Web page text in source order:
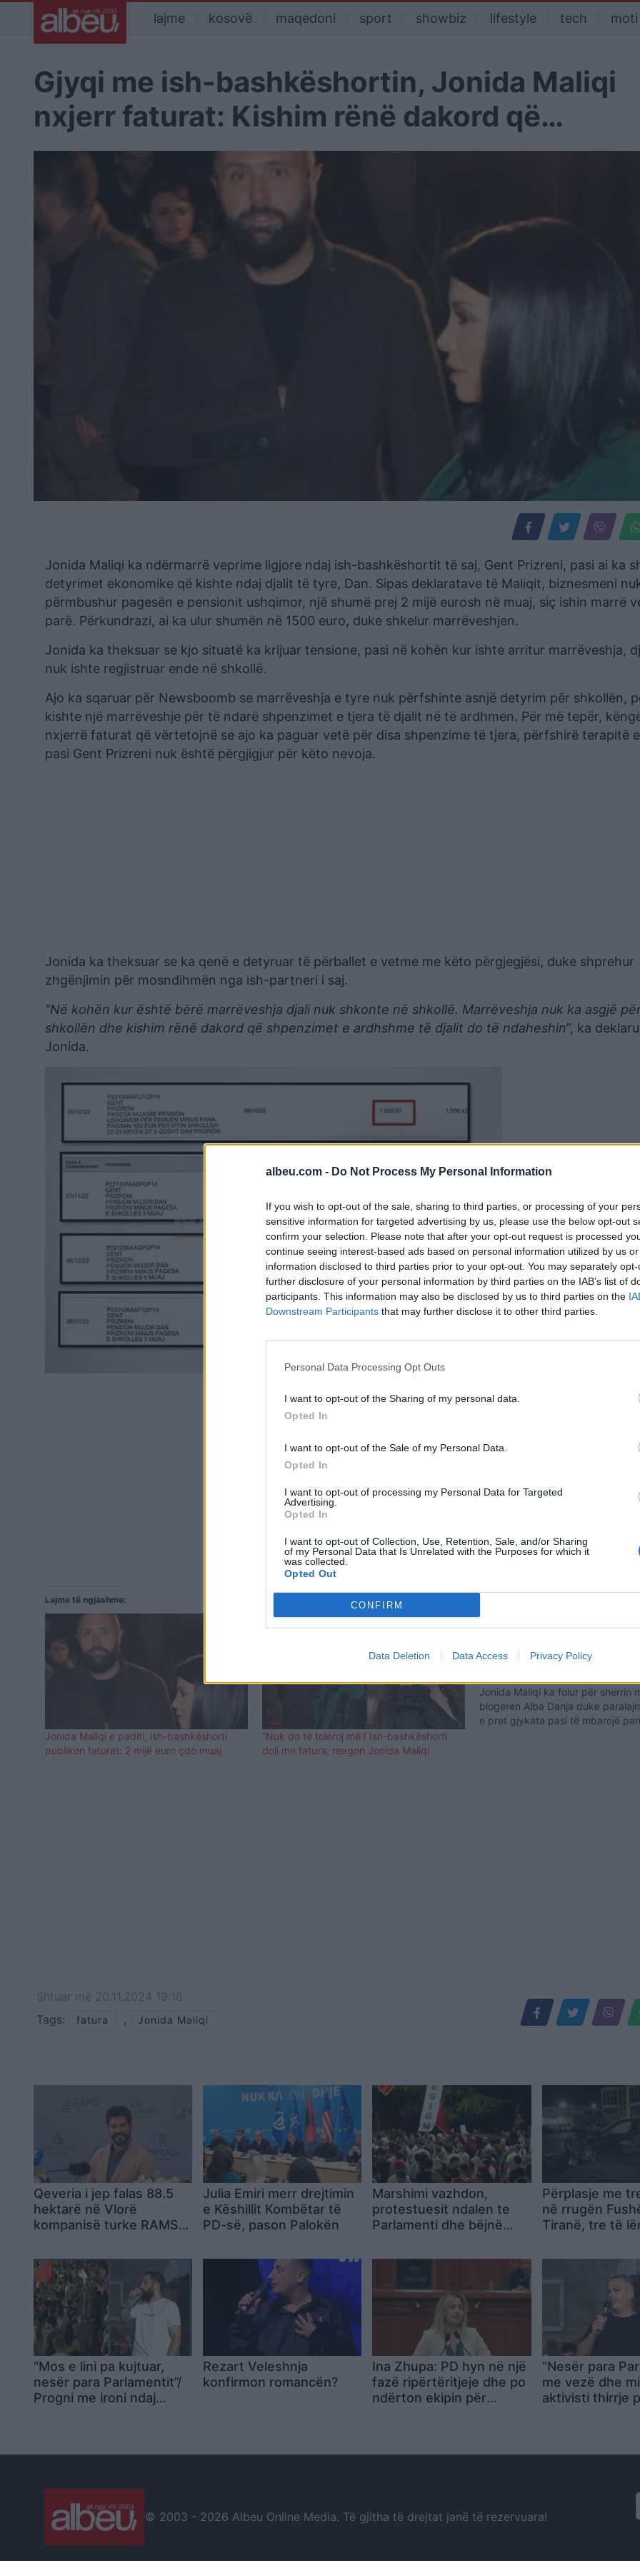
albeu.com - Do Not Process My Personal Information
If you wish to opt-out of the sale, sharing to third parties, or processing of your
sensitive information for targeted advertising by us, please use the below opt-out
confirm your selection. Please note that after your opt-out request is processed
continue seeing interest-based ads based on personal information utilized by us
information disclosed to third parties prior to your opt-out. You may separately
further disclosure of your personal information by third parties on the IAB’s list of
participants. This information may also be disclosed by us to third parties on the
Downstream Participants that may further disclose it to other third parties.
Personal Data Processing Opt Outs
I want to opt-out of the Sharing of my personal data.
Opted In
I want to opt-out of the Sale of my Personal Data.
Opted In
I want to opt-out of processing my Personal Data for Targeted
Advertising.
Opted In
I want to opt-out of Collection, Use, Retention, Sale, and/or Sharing
of my Personal Data that Is Unrelated with the Purposes for which it
was collected.
Opted Out
CONFIRM
Data Deletion Data Access Privacy Policy
lajme kosovë maqedoni sport showbiz lifestyle tech moti
Gjyqi me ish-bashkëshortin, Jonida Maliqi
nxjerr faturat: Kishim rënë dakord që…
Jonida Maliqi ka ndërmarrë veprime ligjore ndaj ish-bashkëshortit të saj, Gent Prizreni, pasi ai ka
detyrimet ekonomike që kishte ndaj djalit të tyre, Dan. Sipas deklaratave të Maliqit, biznesmeni
përmbushur pagesën e pensionit ushqimor, një shumë prej 2 mijë eurosh në muaj, siç ishin marrë
parë. Përkundrazi, ai ka ulur shumën në 1500 euro, duke shkelur marrëveshjen.
Jonida ka theksuar se kjo situatë ka krijuar tensione, pasi në kohën kur ishte arritur marrëveshja,
nuk ishte regjistruar ende në shkollë.
Ajo ka sqaruar për Newsboomb se marrëveshja e tyre nuk përfshinte asnjë detyrim për shkollën,
kishte një marrëveshje për të ndarë shpenzimet e tjera të djalit në të ardhmen. Për më tepër,
nxjerrë faturat që vërtetojnë se ajo ka paguar vetë për disa shpenzime të tjera, përfshirë terapitë
pasi Gent Prizreni nuk është përgjigjur për këto nevoja.
Jonida ka theksuar se ka qenë e detyruar të përballet e vetme me këto përgjegjësi, duke shprehur
zhgënjimin për mosndihmën nga ish-partneri i saj.
“Në kohën kur është bërë marrëveshja djali nuk shkonte në shkollë. Marrëveshja nuk ka asgjë
shkollën dhe kishim rënë dakord që shpenzimet e ardhshme të djalit do të ndaheshin”, ka
Jonida.
Lajme të ngjashme:
Jonida Maliqi e paditi, ish-bashkëshorti
publikon faturat: 2 mijë euro çdo muaj
“Nuk do të toleroj më”/ Ish-bashkëshorti
doli me fatura, reagon Jonida Maliqi
Jonida Maliqi sulmon keq ish-
shkatrrojnë jetën!
Dikur ishin shoqe të ngushta,
Jonida Maliqi ka folur për sherrin
blogeren Alba Danja duke
e pret gjykata pasi të mbarojë
Shtuar më 20.11.2024 19:18
Tags:
fatura , Jonida Maliqi
Qeveria i jep falas 88.5
hektarë në Vlorë
kompanisë turke RAMS
Julia Emiri merr drejtimin
e Këshillit Kombëtar të
PD-së, pason Palokën
Marshimi vazhdon,
protestuesit ndalen te
Parlamenti dhe bëjnë
10:00
Përplasje me
në rrugën
Tiranë, tre të
“Mos e lini pa kujtuar,
nesër para Parlamentit”/
Progni me ironi ndaj
Rezart Veleshnja
konfirmon romancën?
Ina Zhupa: PD hyn në një
fazë ripërtëritjeje dhe po
ndërton ekipin për
“Nesër para
me vezë dhe
aktivisti thirrje
© 2003 - 2026 Albeu Online Media. Të gjitha të drejtat janë të rezervuara!